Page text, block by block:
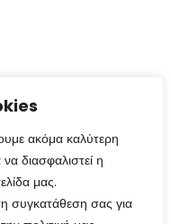
ακόμα καλύτερη
διασφαλιστεί η
μας.
συγκατάθεση σας για